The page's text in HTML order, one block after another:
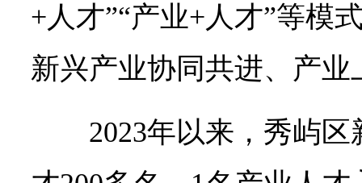
+人才”“产业+人才”等模
新兴产业协同共进、产
2023年以来，秀屿